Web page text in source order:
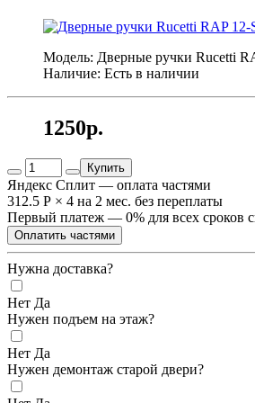
Модель: Дверные ручки Rucetti
Наличие: Есть в наличии
1250р.
Купить
Яндекс Сплит — оплата частями
312.5 Р × 4 на 2 мес. без переплаты
Первый платеж — 0% для всех сроков
Оплатить частями
Нужна доставка?
Нет Да
Нужен подъем на этаж?
Нет Да
Нужен демонтаж старой двери?